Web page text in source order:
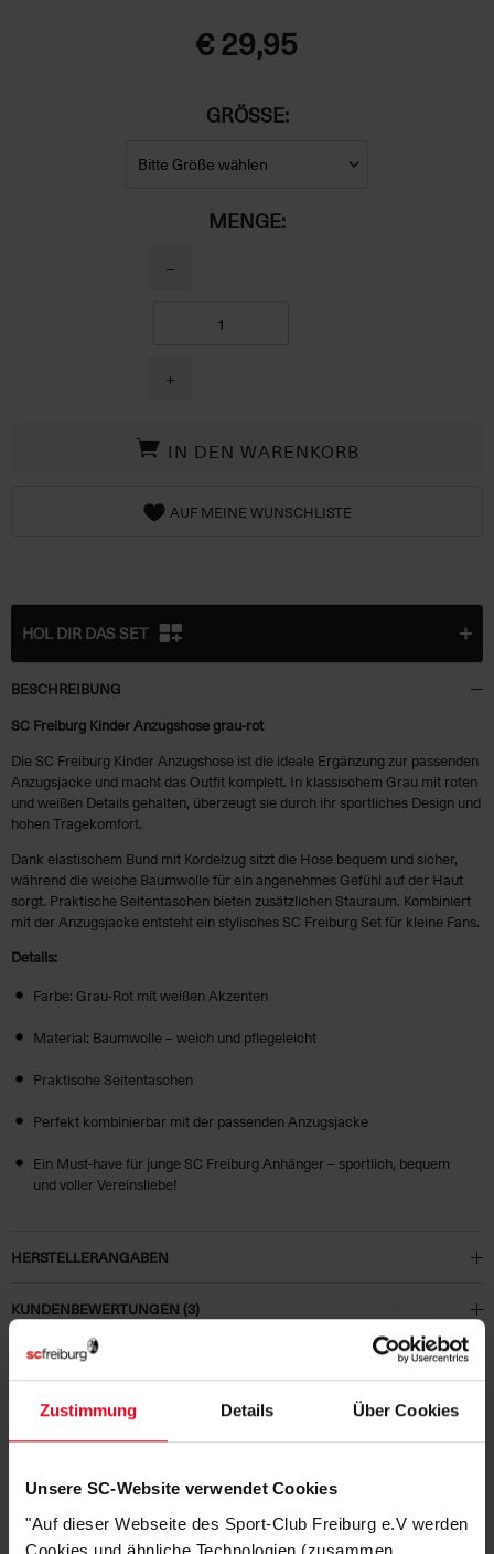
Zustimmung Details Über Cookies
Unsere SC-Website verwendet Cookies
"Auf dieser Webseite des Sport-Club Freiburg e.V werden
Cookies und ähnliche Technologien (zusammen
€ 29,95
GRÖSSE:
MENGE:
−
+
IN DEN WARENKORB
AUF MEINE WUNSCHLISTE
HOL DIR DAS SET
+ € 34,95
(€29,95)
BESCHREIBUNG
SC Freiburg Kinder Anzugshose grau-rot
Die SC Freiburg Kinder Anzugshose ist die ideale Ergänzung zur passenden
Anzugsjacke und macht das Outfit komplett. In klassischem Grau mit roten
und weißen Details gehalten, überzeugt sie durch ihr sportliches Design und
hohen Tragekomfort.
Dank elastischem Bund mit Kordelzug sitzt die Hose bequem und sicher,
während die weiche Baumwolle für ein angenehmes Gefühl auf der Haut
sorgt. Praktische Seitentaschen bieten zusätzlichen Stauraum. Kombiniert
mit der Anzugsjacke entsteht ein stylisches SC Freiburg Set für kleine Fans.
Details:
Farbe: Grau-Rot mit weißen Akzenten
Material: Baumwolle – weich und pflegeleicht
Praktische Seitentaschen
Perfekt kombinierbar mit der passenden Anzugsjacke
Ein Must-have für junge SC Freiburg Anhänger – sportlich, bequem
und voller Vereinsliebe!
HERSTELLERANGABEN
KUNDENBEWERTUNGEN (3)
Artikelnummer:
PASSEND DAZU